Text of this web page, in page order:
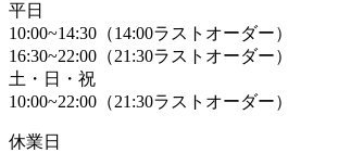
平日
10:00~14:30（14:00ラストオーダー）
16:30~22:00（21:30ラストオーダー）
土・日・祝
10:00~22:00（21:30ラストオーダー）
休業日